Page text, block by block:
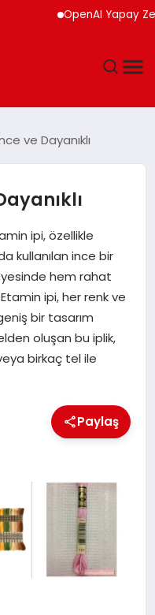
OpenAI Yapay Zeka
ve Dayanıklı
ipi, özellikle
kullanılan ince bir
hem rahat
ipi, her renk ve
bir tasarım
oluşan bu iplik,
birkaç tel ile
Paylaş